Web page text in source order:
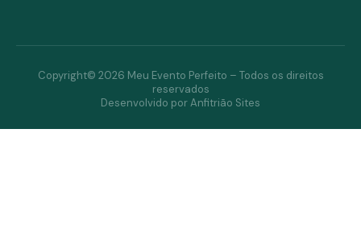
Copyright© 2026 Meu Evento Perfeito – Todos os direitos
reservados
Desenvolvido por Anfitrião Sites